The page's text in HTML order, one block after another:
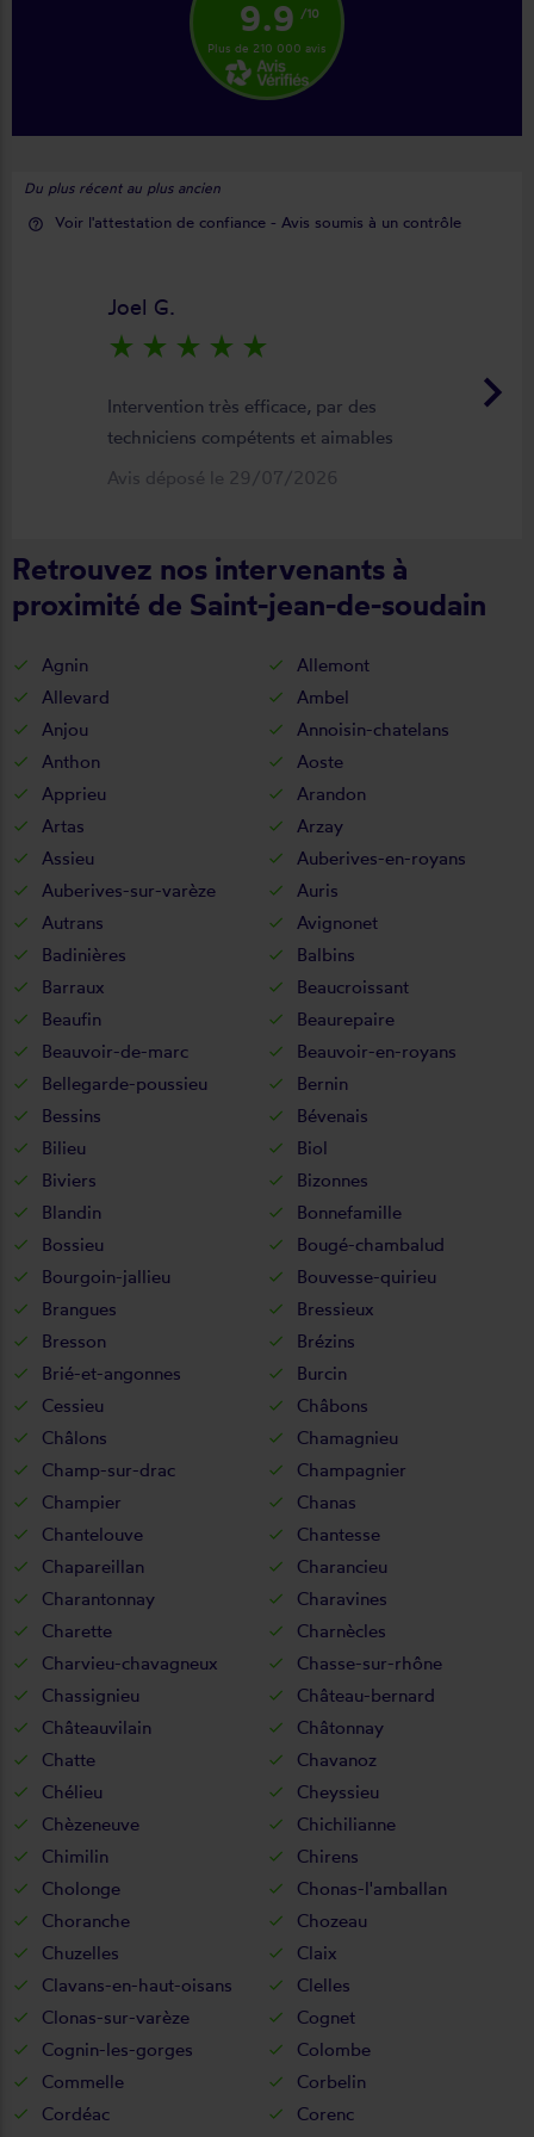
9.9 /10
Plus de 210 000 avis
Du plus récent au plus ancien
help_outline Voir l'attestation de confiance - Avis soumis à un contrôle
keyboard_arrow_right
Joel G.
star_rate star_rate star_rate star_rate star_rate
Intervention très efficace, par des
techniciens compétents et aimables
Avis déposé le 29/07/2026
Retrouvez nos intervenants à
proximité de Saint-jean-de-soudain
Agnin
Allemont
Allevard
Ambel
Anjou
Annoisin-chatelans
Anthon
Aoste
Apprieu
Arandon
Artas
Arzay
Assieu
Auberives-en-royans
Auberives-sur-varèze
Auris
Autrans
Avignonet
Badinières
Balbins
Barraux
Beaucroissant
Beaufin
Beaurepaire
Beauvoir-de-marc
Beauvoir-en-royans
Bellegarde-poussieu
Bernin
Bessins
Bévenais
Bilieu
Biol
Biviers
Bizonnes
Blandin
Bonnefamille
Bossieu
Bougé-chambalud
Bourgoin-jallieu
Bouvesse-quirieu
Brangues
Bressieux
Bresson
Brézins
Brié-et-angonnes
Burcin
Cessieu
Châbons
Châlons
Chamagnieu
Champ-sur-drac
Champagnier
Champier
Chanas
Chantelouve
Chantesse
Chapareillan
Charancieu
Charantonnay
Charavines
Charette
Charnècles
Charvieu-chavagneux
Chasse-sur-rhône
Chassignieu
Château-bernard
Châteauvilain
Châtonnay
Chatte
Chavanoz
Chélieu
Cheyssieu
Chèzeneuve
Chichilianne
Chimilin
Chirens
Cholonge
Chonas-l'amballan
Choranche
Chozeau
Chuzelles
Claix
Clavans-en-haut-oisans
Clelles
Clonas-sur-varèze
Cognet
Cognin-les-gorges
Colombe
Commelle
Corbelin
Cordéac
Corenc